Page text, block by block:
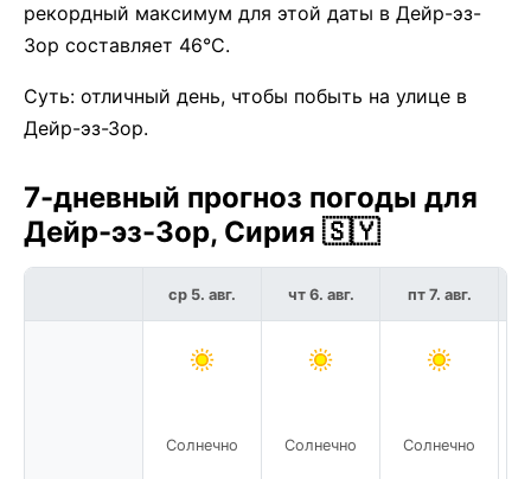
рекордный максимум для этой даты в Дейр-эз-
Зор составляет 46°C.
Суть: отличный день, чтобы побыть на улице в
Дейр-эз-Зор.
7-дневный прогноз погоды для
Дейр-эз-Зор, Сирия 🇸🇾
ср 5. авг.
Солнечно
чт 6. авг.
Солнечно
пт 7. авг.
Солнечно